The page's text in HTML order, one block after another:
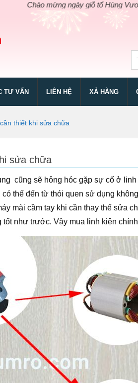
Chào mừng ngày giỗ tổ Hùng Vương. Xả
TƯ VẤN LIÊN HỆ XẢ HÀNG
thiết khi sửa chữa
sửa chữa
cũng sẽ hỏng hóc gặp sự cố ở linh
thế đến từ thói quen sử dụng
mài cầm tay khi cần thay thế sửa
như trước. Vậy mua linh kiện